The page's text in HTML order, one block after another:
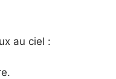
au ciel :